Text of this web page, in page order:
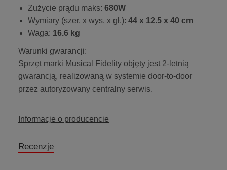
Zużycie prądu maks: 680W
Wymiary (szer. x wys. x gł.): 44 x 12.5 x 40 cm
Waga: 16.6 kg
Warunki gwarancji:
Sprzęt marki Musical Fidelity objęty jest 2-letnią
gwarancją, realizowaną w systemie door-to-door
przez autoryzowany centralny serwis.
Informacje o producencie
Recenzje